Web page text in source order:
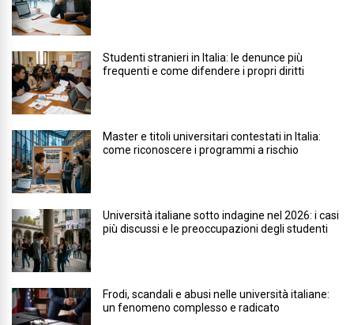
Studenti stranieri in Italia: le denunce più
frequenti e come difendere i propri diritti
Master e titoli universitari contestati in Italia:
come riconoscere i programmi a rischio
Università italiane sotto indagine nel 2026: i casi
più discussi e le preoccupazioni degli studenti
Frodi, scandali e abusi nelle università italiane:
un fenomeno complesso e radicato